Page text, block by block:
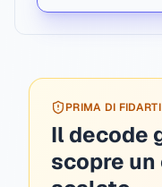
PRIMA DI
Il decode
scopre